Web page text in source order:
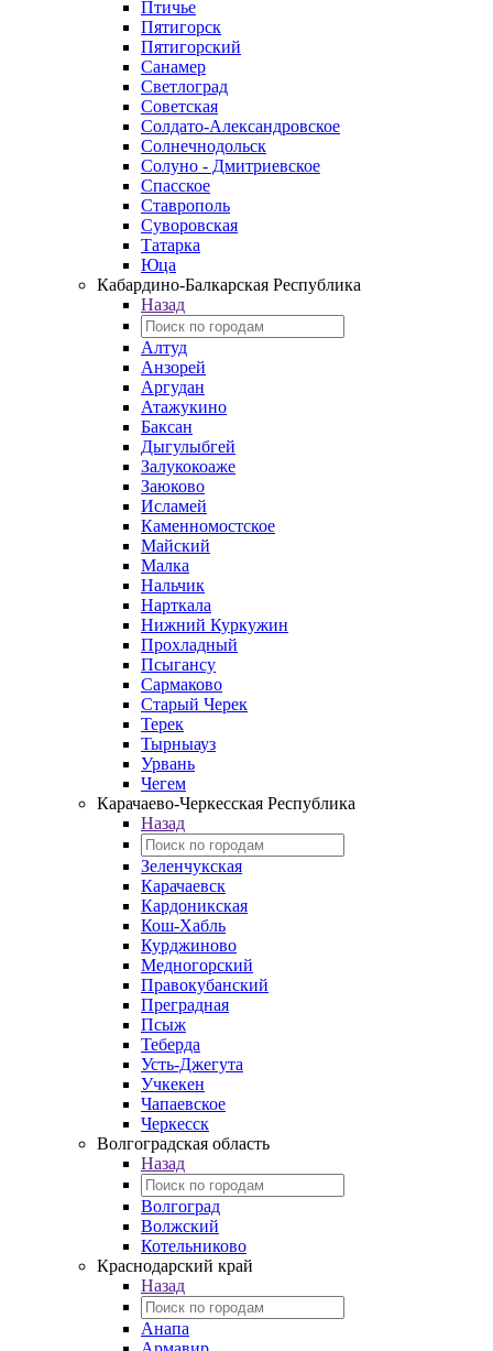
Птичье
Пятигорск
Пятигорский
Санамер
Светлоград
Советская
Солдато-Александровское
Солнечнодольск
Солуно - Дмитриевское
Спасское
Ставрополь
Суворовская
Татарка
Юца
Кабардино‑Балкарская Республика
Назад
Алтуд
Анзорей
Аргудан
Атажукино
Баксан
Дыгулыбгей
Залукокоаже
Заюково
Исламей
Каменномостское
Майский
Малка
Нальчик
Нарткала
Нижний Куркужин
Прохладный
Псыгансу
Сармаково
Старый Черек
Терек
Тырныауз
Урвань
Чегем
Карачаево-Черкесская Республика
Назад
Зеленчукская
Карачаевск
Кардоникская
Кош-Хабль
Курджиново
Медногорский
Правокубанский
Преградная
Псыж
Теберда
Усть-Джегута
Учкекен
Чапаевское
Черкесск
Волгоградская область
Назад
Волгоград
Волжский
Котельниково
Краснодарский край
Назад
Анапа